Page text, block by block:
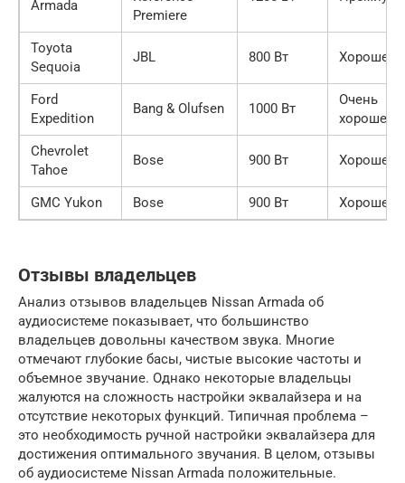
Armada
Premiere
Toyota
Sequoia
JBL 800 Вт Хорошее
Ford
Expedition
Bang & Olufsen 1000 Вт
Очень
хорошее
Chevrolet
Tahoe
Bose 900 Вт Хорошее
GMC Yukon Bose 900 Вт Хорошее
Отзывы владельцев
Анализ отзывов владельцев Nissan Armada об
аудиосистеме показывает, что большинство
владельцев довольны качеством звука. Многие
отмечают глубокие басы, чистые высокие частоты и
объемное звучание. Однако некоторые владельцы
жалуются на сложность настройки эквалайзера и на
отсутствие некоторых функций. Типичная проблема –
это необходимость ручной настройки эквалайзера для
достижения оптимального звучания. В целом, отзывы
об аудиосистеме Nissan Armada положительные.